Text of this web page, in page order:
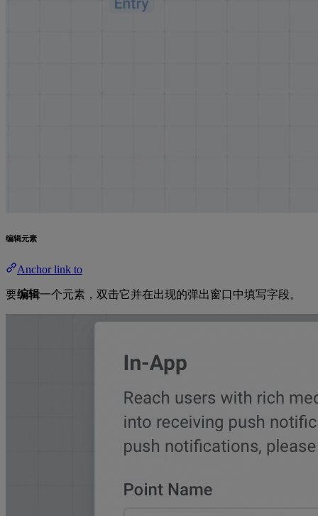
编辑元素
Anchor link to
要编辑一个元素，双击它并在出现的弹出窗口中填写字段。